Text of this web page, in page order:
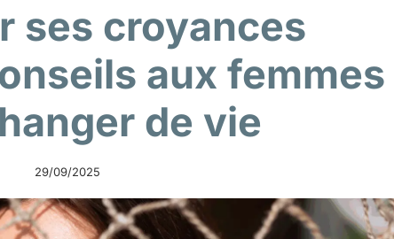
ses croyances
aux femmes
de vie
29/09/2025